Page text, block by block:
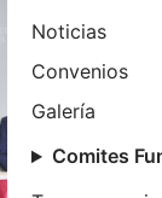
Noticias
Convenios
Galería
Comites